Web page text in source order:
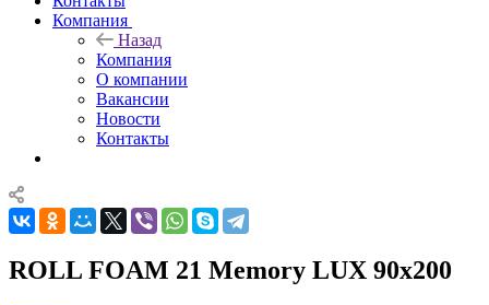
Компания
Назад
Компания
О компании
Вакансии
Новости
Контакты
ROLL FOAM 21 Memory LUX 90x200